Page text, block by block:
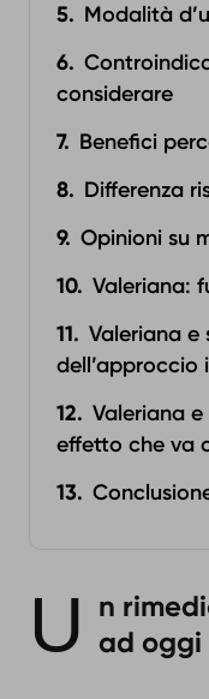
Modalità
considerare
Benefici
Differenza
Opinioni su
Valeriana:
Valeriana
dell’approccio
Valeriana
effetto che va
U n
ad oggi